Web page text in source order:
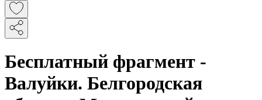
Бесплатный фрагмент -
Валуйки. Белгородская